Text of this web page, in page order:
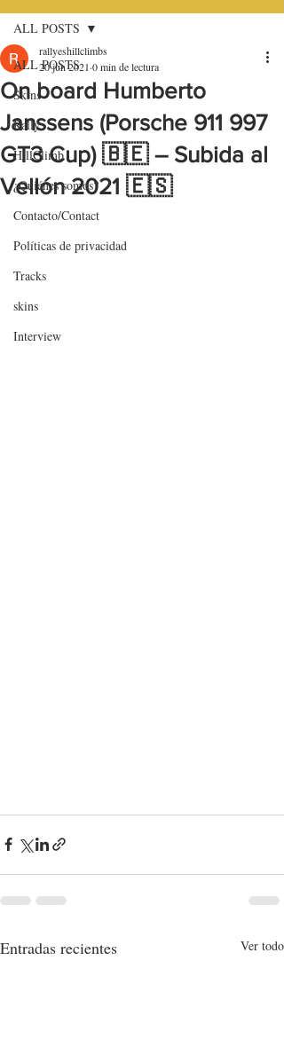
ALL POSTS
Skins
Rally
HillClimb
¿Quiénes somos?
Contacto/Contact
Políticas de privacidad
Tracks
skins
Interview
ALL POSTS
On board Humberto
Janssens (Porsche 911 997
GT3 Cup) 🇧🇪 – Subida al
Vellón 2021 🇪🇸
rallyeshillclimbs
20 jun 2021 0 min de lectura
Entradas recientes Ver todo